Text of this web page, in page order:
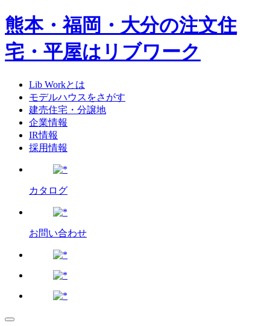
熊本・福岡・大分の注文住
宅・平屋はリブワーク
Lib Workとは
モデルハウスをさがす
建売住宅・分譲地
企業情報
IR情報
採用情報
カタログ
お問い合わせ